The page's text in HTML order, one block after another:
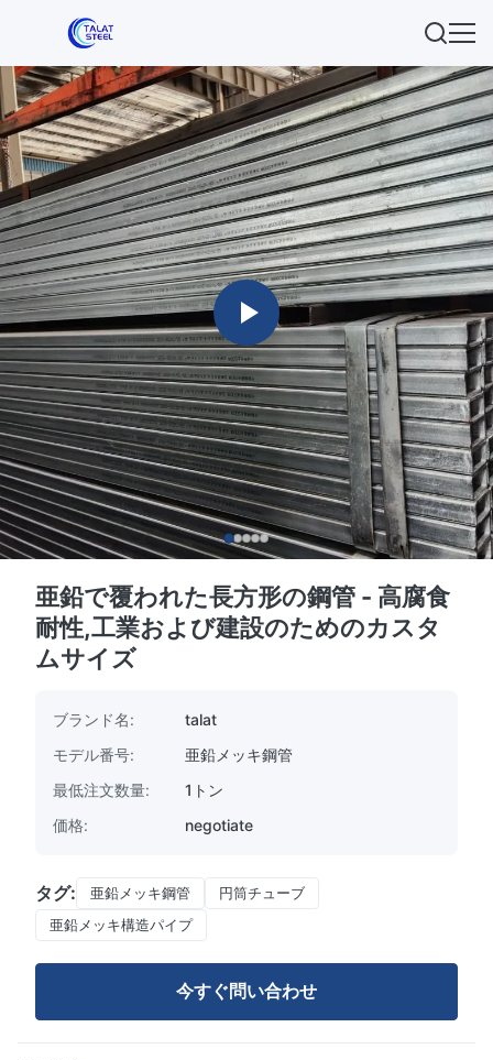
亜鉛で覆われた長方形の鋼管 - 高腐食
耐性,工業および建設のためのカスタ
ムサイズ
ブランド名:
talat
モデル番号:
亜鉛メッキ鋼管
最低注文数量:
1トン
価格:
negotiate
タグ: 亜鉛メッキ鋼管
円筒チューブ
亜鉛メッキ構造パイプ
今すぐ問い合わせ